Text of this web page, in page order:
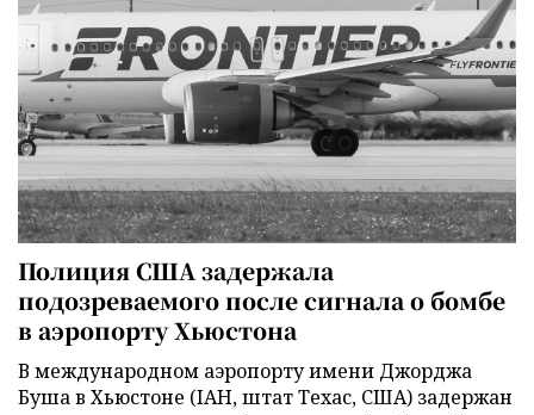
Полиция США задержала
подозреваемого после сигнала о бомбе
в аэропорту Хьюстона
В международном аэропорту имени Джорджа
Буша в Хьюстоне (IAH, штат Техас, США) задержан